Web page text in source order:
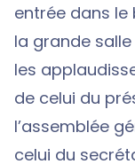
entrée dans le
la grande
les
de celui du
l’assemblée
celui du